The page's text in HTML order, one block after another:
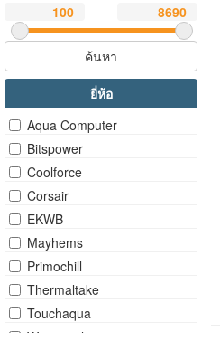
-
ค้นหา
ยี่ห้อ
Aqua Computer
Bitspower
Coolforce
Corsair
EKWB
Mayhems
Primochill
Thermaltake
Touchaqua
Watercool